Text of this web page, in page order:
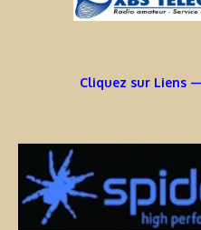
Cliquez sur Liens